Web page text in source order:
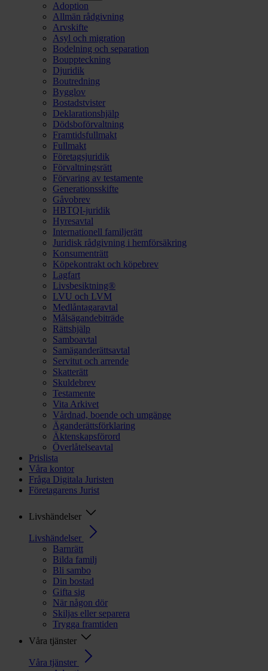
Adoption
Allmän rådgivning
Arvskifte
Asyl och migration
Bodelning och separation
Bouppteckning
Djuridik
Boutredning
Bygglov
Bostadstvister
Deklarationshjälp
Dödsboförvaltning
Framtidsfullmakt
Fullmakt
Företagsjuridik
Förvaltningsrätt
Förvaring av testamente
Generationsskifte
Gåvobrev
HBTQI-juridik
Hyresavtal
Internationell familjerätt
Juridisk rådgivning i hemförsäkring
Konsumenträtt
Köpekontrakt och köpebrev
Lagfart
Livsbesiktning®
LVU och LVM
Medlåntagaravtal
Målsägandebiträde
Rättshjälp
Samboavtal
Samäganderättsavtal
Servitut och arrende
Skatterätt
Skuldebrev
Testamente
Vita Arkivet
Vårdnad, boende och umgänge
Äganderättsförklaring
Äktenskapsförord
Överlåtelseavtal
Prislista
Våra kontor
Fråga Digitala Juristen
Företagarens Jurist
Livshändelser
Livshändelser
Barnrätt
Bilda familj
Bli sambo
Din bostad
Gifta sig
När någon dör
Skiljas eller separera
Trygga framtiden
Våra tjänster
Våra tjänster